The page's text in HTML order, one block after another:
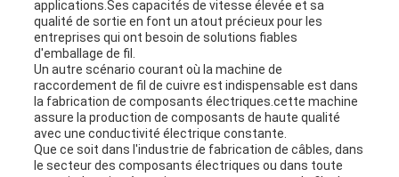
applications.Ses capacités de vitesse élevée et sa
qualité de sortie en font un atout précieux pour les
entreprises qui ont besoin de solutions fiables
d'emballage de fil.
Un autre scénario courant où la machine de
raccordement de fil de cuivre est indispensable est dans
la fabrication de composants électriques.cette machine
assure la production de composants de haute qualité
avec une conductivité électrique constante.
Que ce soit dans l'industrie de fabrication de câbles, dans
le secteur des composants électriques ou dans toute